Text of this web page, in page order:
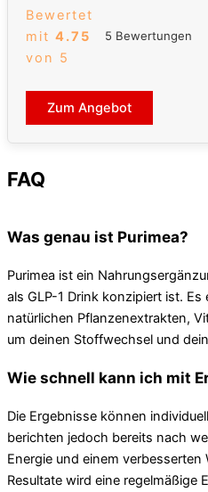
Bewertet
mit 4.75
von 5
5 Bewertungen
Zum Angebot
FAQ
Was genau ist Purimea?
Purimea ist ein
als GLP-1 Drink konzipiert ist.
natürlichen Pflanzenextrakten,
um deinen Stoffwechsel und
Wie schnell kann ich mit
Die Ergebnisse können
berichten jedoch bereits nach
Energie und einem
Resultate wird eine regelmäßige